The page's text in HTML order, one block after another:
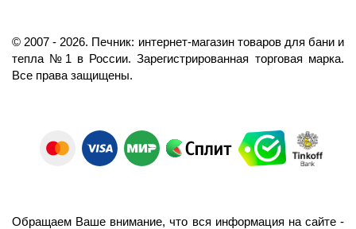
©️ 2007 - 2026. Печник: интернет-магазин товаров для бани и
тепла №1 в России. Зарегистрированная торговая марка.
Все права защищены.
Обращаем Ваше внимание, что вся информация на сайте -